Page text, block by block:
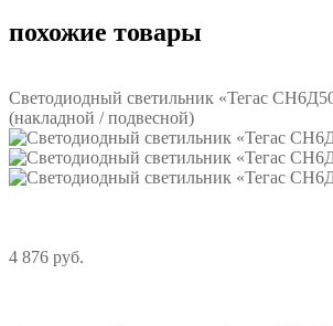
похожие товары
Светодиодный светильник «Тегас
(накладной / подвесной)
4 876 руб.